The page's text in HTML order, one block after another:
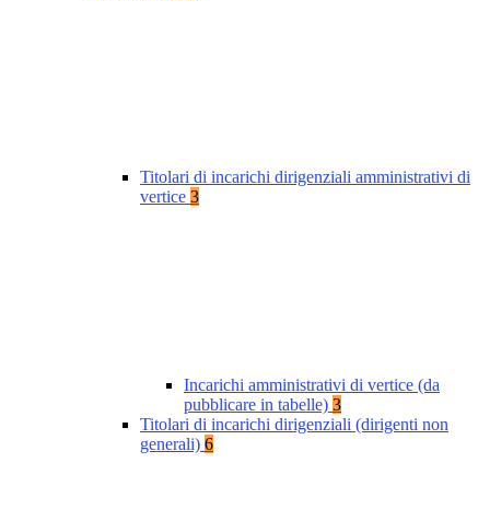
Titolari di incarichi dirigenziali amministrativi di
vertice 3
Incarichi amministrativi di vertice (da
pubblicare in tabelle) 3
Titolari di incarichi dirigenziali (dirigenti non
generali) 6